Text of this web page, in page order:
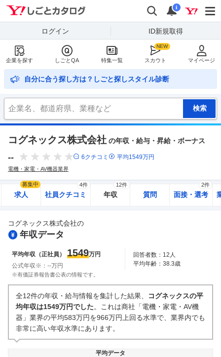
検索
通知
i
ログイン ID新規取得
企業を探す しごとQA 特集一覧 スカウト マイページ
自分に合う探し方は？しごと探しスタイル診断
コグネックス株式会社 の年収・給与・昇給・ボーナス
-- 6クチコミ 平均1549万円
電機・家電・AV機器業界
求人
募集中
社員クチコミ
4件
年収
12件
質問 面接・選考
2件
コグネックス株式会社の
年収データ
平均年収（正社員） 1549万円
公式年収※： --万円
回答者数： 12 人
平均年齢：38.3歳
※有価証券報告書公表の情報です。
全12件の年収・給与情報を集計した結果、
コグネックスの平
均年収は1549万円でした。これは商社「電機・家電・AV機
器」業界の平均583万円を966万円上回る水準で、業界内でも
非常に高い年収水準にあります。
平均データ